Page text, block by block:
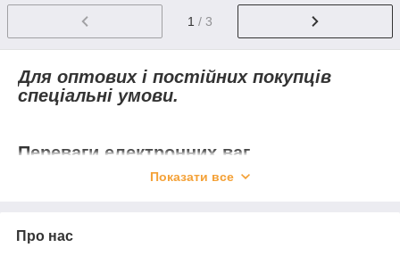
1 / 3
Для оптових і постійних покупців
спеціальні умови.
Переваги електронних ваг
Універсальність ваг дозволяє використовувати їх у багатьох
часи.
Показати все
Про нас